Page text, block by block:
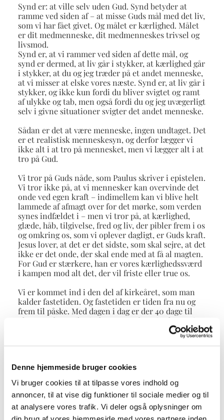
Denne hjemmeside bruger cookies
Vi bruger cookies til at tilpasse vores indhold og
annoncer, til at vise dig funktioner til sociale medier og til
at analysere vores trafik. Vi deler også oplysninger om
Synd er: at ville selv uden Gud. Synd betyder at
ramme ved siden af – at misse Guds mål med det liv,
som vi har fået givet. Og målet er kærlighed. Målet
er dit medmenneske, dit medmenneskes trivsel og
livsmod.
Synd er, at vi rammer ved siden af dette mål, og
synd er dermed, at liv går i stykker, at kærlighed går
i stykker, at du og jeg træder på et andet menneske,
at vi misser at elske vores næste. Synd er, at liv går i
stykker, og ikke kun fordi du bliver svigtet og ramt
af ulykke og tab, men også fordi du og jeg uvægerligt
selv i givne situationer svigter det andet menneske.
Sådan er det at være menneske, ingen undtaget. Det
er et realistisk menneskesyn, og derfor lægger vi
ikke alt i at tro på mennesket, men vi lægger alt i at
tro på Gud.
Vi tror på Guds nåde, som Paulus skriver i epistelen.
Vi tror ikke på, at vi mennesker kan overvinde det
onde ved egen kraft – indimellem kan vi blive helt
lammede af afmagt over for det mørke, som verden
synes indfældet i – men vi tror på, at kærlighed,
glæde, håb, tilgivelse, fred og liv, der pibler frem i os
og omkring os, som vi oplever dagligt, er Guds kraft.
Jesus lover, at det er det sidste, som skal sejre, at det
ikke er det onde, der skal ende med at få al magten.
For Gud er stærkere, han er vores kærlighedssværd
i kampen mod alt det, der vil friste eller true os.
Vi er kommet ind i den del af kirkeåret, som man
kalder fastetiden. Og fastetiden er tiden fra nu og
frem til påske. Med dagen i dag er der 40 dage til
Skærtorsdag – til minde om Jesu faste i ørkenen i
Mange af fastens tekster handler om kampen med
se det ondes realitet i øjnene i vores liv. Men det er
kun ½ sandhed. For fastetiden er først og fremmest
en tid til at erkende, at det gode findes, livskilden,
Guds kærlighed, som er større end alt det, som vil
nedbryde og ødelægge livet. En tid til at høre, at
Guds magt er større end det ondes magt – også i dit